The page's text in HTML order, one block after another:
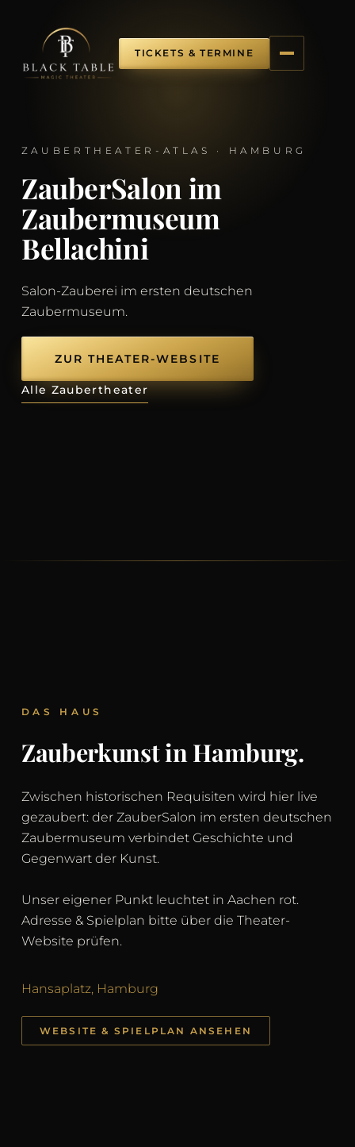
TICKETS & TERMINE
ZAUBERTHEATER-ATLAS · HAMBURG
ZauberSalon im
Zaubermuseum
Bellachini
Salon-Zauberei im ersten deutschen
Zaubermuseum.
ZUR THEATER-WEBSITE
Alle Zaubertheater
DAS HAUS
Zauberkunst in Hamburg.
Zwischen historischen Requisiten wird hier live
gezaubert: der ZauberSalon im ersten deutschen
Zaubermuseum verbindet Geschichte und
Gegenwart der Kunst.
Unser eigener Punkt leuchtet in Aachen rot.
Adresse & Spielplan bitte über die Theater-
Website prüfen.
Hansaplatz, Hamburg
WEBSITE & SPIELPLAN ANSEHEN